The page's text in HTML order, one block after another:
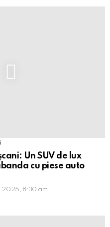
Un SUV de lux
cu piese auto
2025, 8:30 am